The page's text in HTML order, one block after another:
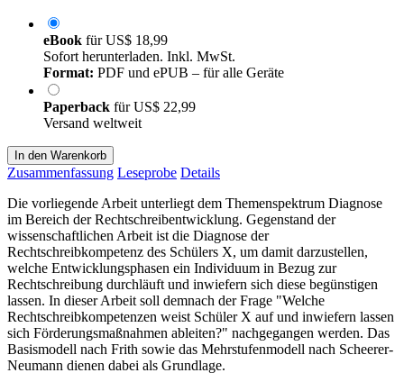
eBook fürUS$ 18,99
Sofort herunterladen. Inkl. MwSt.
Format: PDF und ePUB – für alle Geräte
Paperback fürUS$ 22,99
Versand weltweit
In den Warenkorb
Zusammenfassung Leseprobe Details
Die vorliegende Arbeit unterliegt dem Themenspektrum Diagnose
im Bereich der Rechtschreibentwicklung. Gegenstand der
wissenschaftlichen Arbeit ist die Diagnose der
Rechtschreibkompetenz des Schülers X, um damit darzustellen,
welche Entwicklungsphasen ein Individuum in Bezug zur
Rechtschreibung durchläuft und inwiefern sich diese begünstigen
lassen. In dieser Arbeit soll demnach der Frage "Welche
Rechtschreibkompetenzen weist Schüler X auf und inwiefern lassen
sich Förderungsmaßnahmen ableiten?" nachgegangen werden. Das
Basismodell nach Frith sowie das Mehrstufenmodell nach Scheerer-
Neumann dienen dabei als Grundlage.